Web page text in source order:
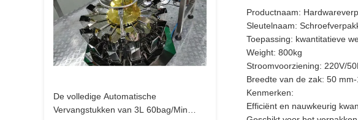
De volledige Automatische
Vervangstukken van 3L 60bag/Min
Productnaam:
Sleutelnaam:
Toepassing: kwantitatieve
Weight: 800kg
Stroomvoorziening: 220V/
Breedte van de zak: 50
Kenmerken:
Efficiënt en nauwkeurig